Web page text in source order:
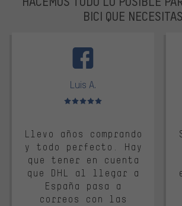
BICI QUE NECESITAS
Luis A.
Valoración media: 5 de 5
Llevo años comprando
y todo perfecto. Hay
que tener en cuenta
que DHL al llegar a
España pasa a
correos con las